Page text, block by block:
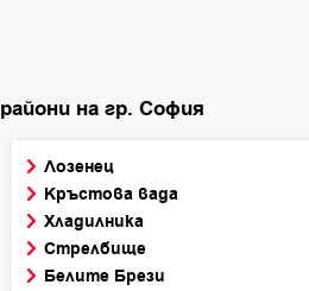
на гр. София
Лозенец
Кръстова вада
Хладилника
Стрелбище
Белите Брези